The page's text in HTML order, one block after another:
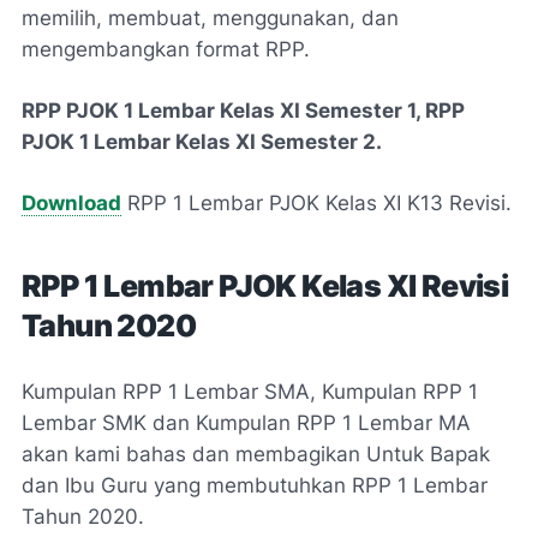
memilih, membuat, menggunakan, dan
mengembangkan format RPP.
RPP PJOK 1 Lembar Kelas XI Semester 1, RPP
PJOK 1 Lembar Kelas XI Semester 2.
Download RPP 1 Lembar PJOK Kelas XI K13 Revisi.
RPP 1 Lembar PJOK Kelas XI Revisi
Tahun 2020
Kumpulan RPP 1 Lembar SMA, Kumpulan RPP 1
Lembar SMK dan Kumpulan RPP 1 Lembar MA
akan kami bahas dan membagikan Untuk Bapak
dan Ibu Guru yang membutuhkan RPP 1 Lembar
Tahun 2020.